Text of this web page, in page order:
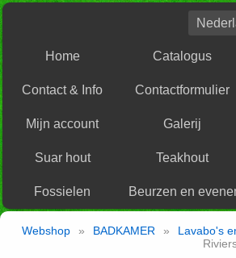
Home Catalogus
Contact & Info Contactformulier
Mijn account Galerij
Suar hout Teakhout
Fossielen Beurzen en
Webshop » BADKAMER » Lavabo's